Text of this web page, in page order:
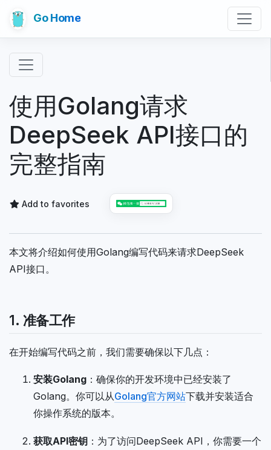
Go Home
使用Golang请求
DeepSeek API接口的
完整指南
Add to favorites
本文将介绍如何使用Golang编写代码来请求DeepSeek
API接口。
1. 准备工作
在开始编写代码之前，我们需要确保以下几点：
安装Golang ：确保你的开发环境中已经安装了
Golang。你可以从Golang官方网站下载并安装适合
你操作系统的版本。
获取API密钥 ：为了访问DeepSeek API，你需要一个